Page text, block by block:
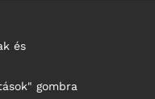
és
gombra